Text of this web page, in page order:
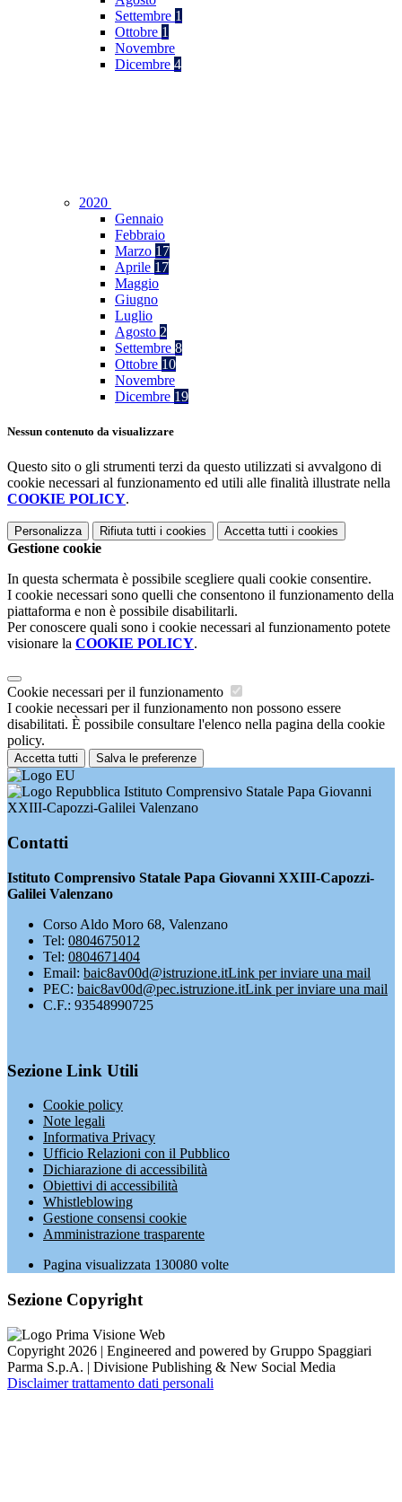
Settembre 1
Ottobre 1
Novembre
Dicembre 4
2020
Gennaio
Febbraio
Marzo 17
Aprile 17
Maggio
Giugno
Luglio
Agosto 2
Settembre 8
Ottobre 10
Novembre
Dicembre 19
Nessun contenuto da visualizzare
Questo sito o gli strumenti terzi da questo utilizzati si avvalgono di
cookie necessari al funzionamento ed utili alle finalità illustrate nella
COOKIE POLICY.
Personalizza Rifiuta tutti i cookies Accetta tutti i cookies
Gestione cookie
In questa schermata è possibile scegliere quali cookie consentire.
I cookie necessari sono quelli che consentono il funzionamento della
piattaforma e non è possibile disabilitarli.
Per conoscere quali sono i cookie necessari al funzionamento potete
visionare la COOKIE POLICY.
Cookie necessari per il funzionamento
I cookie necessari per il funzionamento non possono essere
disabilitati. È possibile consultare l'elenco nella pagina della cookie
policy.
Accetta tutti Salva le preferenze
Istituto Comprensivo Statale Papa Giovanni
XXIII-Capozzi-Galilei Valenzano
Contatti
Istituto Comprensivo Statale Papa Giovanni XXIII-Capozzi-
Galilei Valenzano
Corso Aldo Moro 68, Valenzano
Tel: 0804675012
Tel: 0804671404
Email: baic8av00d@istruzione.itLink per inviare una mail
PEC: baic8av00d@pec.istruzione.itLink per inviare una mail
C.F.: 93548990725
Sezione Link Utili
Cookie policy
Note legali
Informativa Privacy
Ufficio Relazioni con il Pubblico
Dichiarazione di accessibilità
Obiettivi di accessibilità
Whistleblowing
Gestione consensi cookie
Amministrazione trasparente
Pagina visualizzata 130080 volte
Sezione Copyright
Copyright 2026 | Engineered and powered by Gruppo Spaggiari
Parma S.p.A. | Divisione Publishing & New Social Media
Disclaimer trattamento dati personali